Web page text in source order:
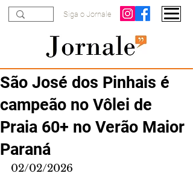
Siga o Jornale
São José dos Pinhais é
campeão no Vôlei de
Praia 60+ no Verão Maior
Paraná
02/02/2026